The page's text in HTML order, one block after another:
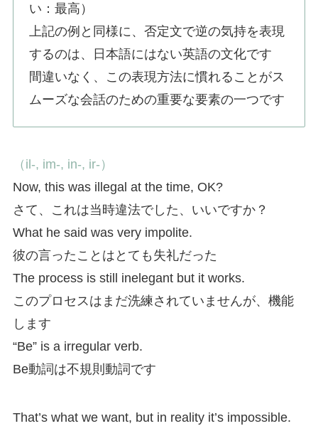
い：最高）
上記の例と同様に、否定文で逆の気持を表現
するのは、日本語にはない英語の文化です
間違いなく、この表現方法に慣れることがス
ムーズな会話のための重要な要素の一つです
（il-, im-, in-, ir-）
Now, this was illegal at the time, OK?
さて、これは当時違法でした、いいですか？
What he said was very impolite.
彼の言ったことはとても失礼だった
The process is still inelegant but it works.
このプロセスはまだ洗練されていませんが、機能
します
“Be” is a irregular verb.
Be動詞は不規則動詞です
That’s what we want, but in reality it’s impossible.